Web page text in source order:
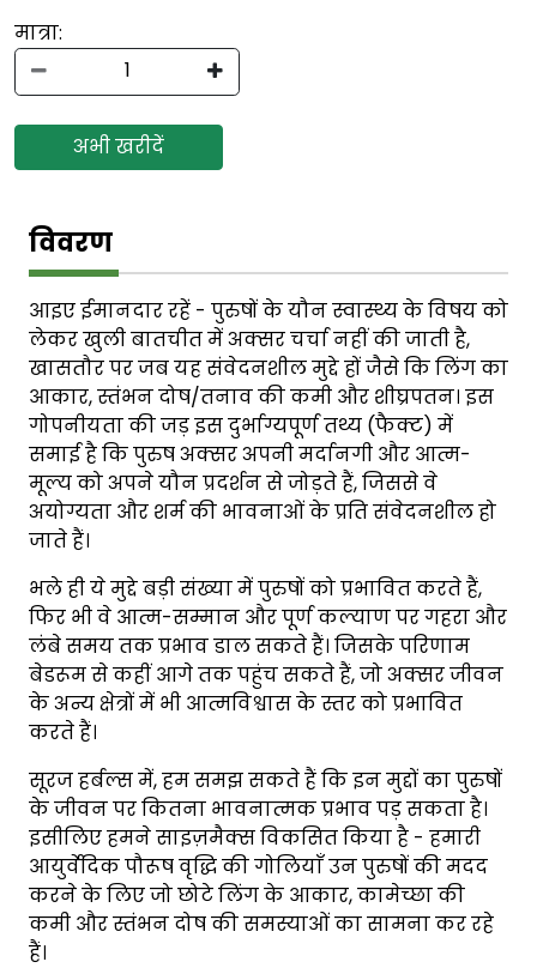
मात्रा:
अभी खरीदें
विवरण
आइए ईमानदार रहें - पुरुषों के यौन स्वास्थ्य के विषय को
लेकर खुली बातचीत में अक्सर चर्चा नहीं की जाती है,
खासतौर पर जब यह संवेदनशील मुद्दे हों जैसे कि लिंग का
आकार, स्तंभन दोष/तनाव की कमी और शीघ्रपतन। इस
गोपनीयता की जड़ इस दुर्भाग्यपूर्ण तथ्य (फैक्ट) में
समाई है कि पुरुष अक्सर अपनी मर्दानगी और आत्म-
मूल्य को अपने यौन प्रदर्शन से जोड़ते हैं, जिससे वे
अयोग्यता और शर्म की भावनाओं के प्रति संवेदनशील हो
जाते हैं।
भले ही ये मुद्दे बड़ी संख्या में पुरुषों को प्रभावित करते हैं,
फिर भी वे आत्म-सम्मान और पूर्ण कल्याण पर गहरा और
लंबे समय तक प्रभाव डाल सकते हैं। जिसके परिणाम
बेडरूम से कहीं आगे तक पहुंच सकते हैं, जो अक्सर जीवन
के अन्य क्षेत्रों में भी आत्मविश्वास के स्तर को प्रभावित
करते हैं।
सूरज हर्बल्स में, हम समझ सकते हैं कि इन मुद्दों का पुरुषों
के जीवन पर कितना भावनात्मक प्रभाव पड़ सकता है।
इसीलिए हमने साइज़मैक्स विकसित किया है - हमारी
आयुर्वेदिक पौरूष वृद्धि की गोलियाँ उन पुरुषों की मदद
करने के लिए जो छोटे लिंग के आकार, कामेच्छा की
कमी और स्तंभन दोष की समस्याओं का सामना कर रहे
हैं।